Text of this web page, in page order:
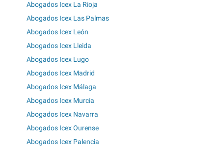
Abogados Icex La Rioja
Abogados Icex Las Palmas
Abogados Icex León
Abogados Icex Lleida
Abogados Icex Lugo
Abogados Icex Madrid
Abogados Icex Málaga
Abogados Icex Murcia
Abogados Icex Navarra
Abogados Icex Ourense
Abogados Icex Palencia